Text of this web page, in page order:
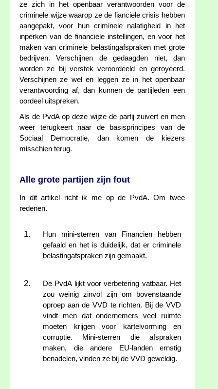
ze zich in het openbaar verantwoorden voor de
criminele wijze waarop ze de fianciele crisis hebben
aangepakt, voor hun criminele nalatigheid in het
inperken van de financiele instellingen, en voor het
maken van criminele belastingafspraken met grote
bedrijven. Verschijnen de gedaagden niet, dan
worden ze bij verstek veroordeeld en geroyeerd.
Verschijnen ze wel en leggen ze in het openbaar
verantwoording af, dan kunnen de partijleden een
oordeel uitspreken.
Als de PvdA op deze wijze de partij zuivert en men
weer terugkeert naar de basisprincipes van de
Sociaal Democratie, dan komen de kiezers
misschien terug.
Alle grote partijen zijn fout
In dit artikel richt ik me op de PvdA. Om twee
redenen.
Hun mini-sterren van Financien hebben
gefaald en het is duidelijk, dat er criminele
belastingafspraken zijn gemaakt.
De PvdA lijkt voor verbetering vatbaar. Het
zou weinig zinvol zijn om bovenstaande
oproep aan de VVD te richten. Bij de VVD
vindt men dat ondernemers veel ruimte
moeten krijgen voor kartelvorming en
corruptie. Mini-sterren die afspraken
maken, die andere EU-landen ernstig
benadelen, vinden ze bij de VVD geweldig.